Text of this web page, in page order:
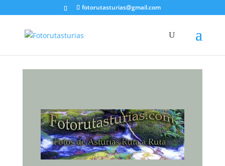
fotorutasturias@gmail.com